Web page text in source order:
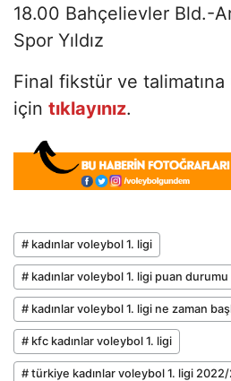
18.00 Bahçelievler Bld.-
Spor Yıldız
Final fikstür ve talimatına
için tıklayınız.
# kadınlar voleybol 1. ligi
# kadınlar voleybol 1. ligi puan durumu
# kadınlar voleybol 1. ligi ne zaman
# kfc kadınlar voleybol 1. ligi
# türkiye kadınlar voleybol 1. ligi